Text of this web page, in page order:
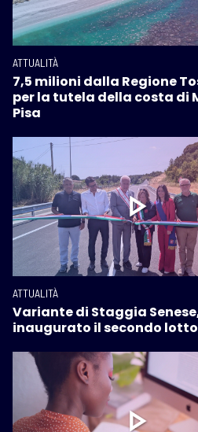
ATTUALITÀ
7,5 milioni dalla Regione
per la tutela della costa di
Pisa
ATTUALITÀ
Variante di Staggia
inaugurato il secondo lotto